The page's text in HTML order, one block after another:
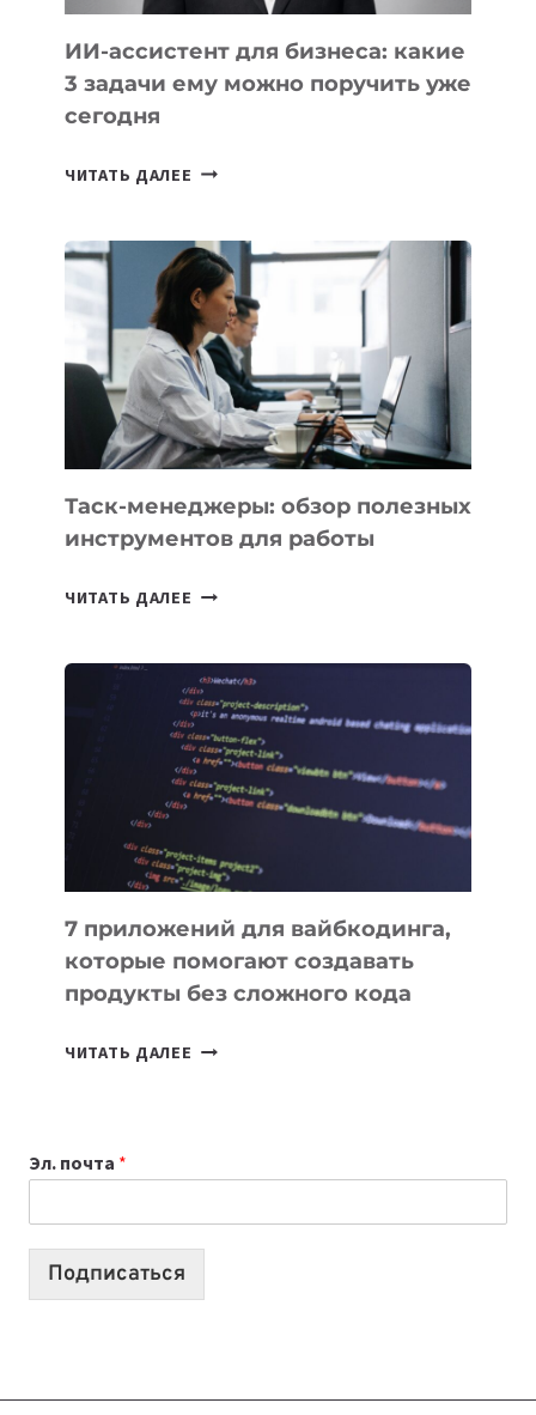
ИИ-ассистент для бизнеса: какие
3 задачи ему можно поручить уже
сегодня
ЧИТАТЬ ДАЛЕЕ ИИ-
БИЗНЕСА:
КАКИЕ
3
ЗАДАЧИ
ЕМУ
МОЖНО
ПОРУЧИТЬ
УЖЕ
СЕГОДНЯ
Таск-менеджеры: обзор полезных
инструментов для работы
ЧИТАТЬ ДАЛЕЕ ТАСК-
ПОЛЕЗНЫХ
ИНСТРУМЕНТОВ
ДЛЯ
РАБОТЫ
7 приложений для вайбкодинга,
которые помогают создавать
продукты без сложного кода
ЧИТАТЬ ДАЛЕЕ
СОЗДАВАТЬ
ПРОДУКТЫ
Эл. почта *
Подписаться